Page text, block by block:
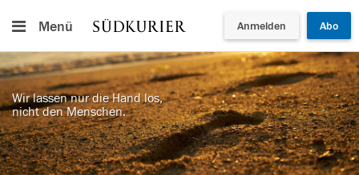
Menü Anmelden Abo
Wir lassen nur die Hand los,
nicht den Menschen.